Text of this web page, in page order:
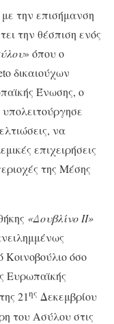
με την επισήμανση
την θέσπιση ενός
» όπου ο
δικαιούχων
Ένωσης, ο
να
επιχειρήσεις
της Μέσης
«Δουβλίνο ΙΙ»
όσο
Ευρωπαϊκής
21ης Δεκεμβρίου
του Ασύλου στις